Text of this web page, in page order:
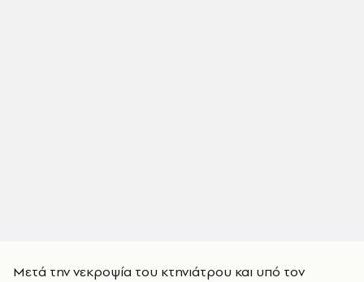
Μετά την νεκροψία του κτηνιάτρου και υπό τον